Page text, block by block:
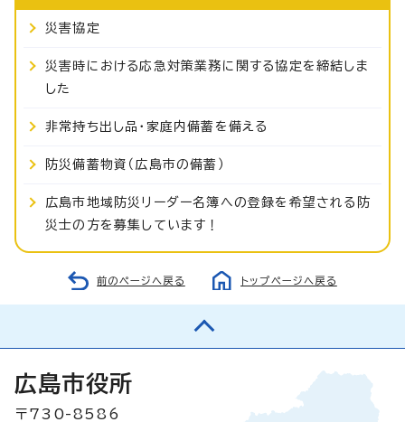
災害協定
災害時における応急対策業務に関する協定を締結しま
した
非常持ち出し品・家庭内備蓄を備える
防災備蓄物資（広島市の備蓄）
広島市地域防災リーダー名簿への登録を希望される防
災士の方を募集しています！
前のページへ戻る トップページへ戻る
広島市役所
〒730-8586